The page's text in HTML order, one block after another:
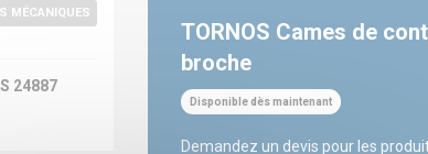
MÉCANIQUES
24887
TORNOS Cames de
broche
Disponible dès maintenant
Demandez un devis pour les